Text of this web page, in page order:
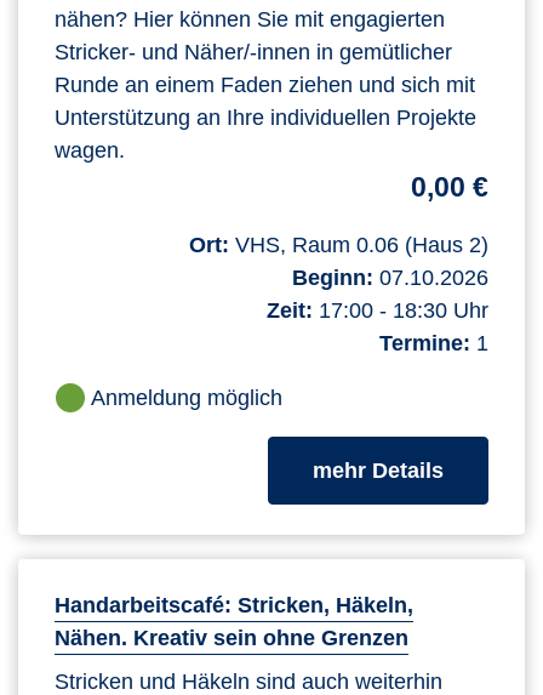
nähen? Hier können Sie mit engagierten
Stricker- und Näher/-innen in gemütlicher
Runde an einem Faden ziehen und sich mit
Unterstützung an Ihre individuellen Projekte
wagen.
0,00 €
Ort: VHS, Raum 0.06 (Haus 2)
Beginn: 07.10.2026
Zeit: 17:00 - 18:30 Uhr
Termine: 1
Anmeldung möglich
mehr Detailszum
Handarbeitscafé: Stricken, Häkeln,
Nähen. Kreativ sein ohne Grenzen
Stricken und Häkeln sind auch weiterhin